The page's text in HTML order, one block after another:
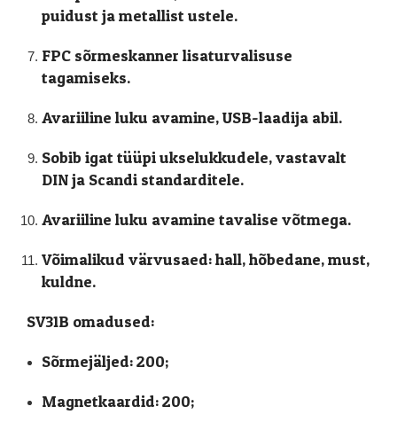
puidust ja metallist ustele.
FPC sõrmeskanner lisaturvalisuse
tagamiseks.
Avariiline luku avamine, USB-laadija abil.
Sobib igat tüüpi ukselukkudele, vastavalt
DIN ja Scandi standarditele.
Avariiline luku avamine tavalise võtmega.
Võimalikud värvusaed: hall, hõbedane, must,
kuldne.
SV31B omadused:
Sõrmejäljed: 200;
Magnetkaardid: 200;